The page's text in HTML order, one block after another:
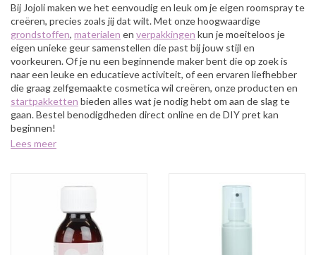
Materialen
Startpakketten
Recepten
Sale
Zelf maken
Bij Jojoli maken we het eenvoudig en leuk om je eigen roomspray te
creëren, precies zoals jij dat wilt. Met onze hoogwaardige
grondstoffen, materialen en verpakkingen kun je moeiteloos je
eigen unieke geur samenstellen die past bij jouw stijl en
voorkeuren. Of je nu een beginnende maker bent die op zoek is
naar een leuke en educatieve activiteit, of een ervaren liefhebber
die graag zelfgemaakte cosmetica wil creëren, onze producten en
startpakketten bieden alles wat je nodig hebt om aan de slag te
gaan. Bestel benodigdheden direct online en de DIY pret kan
beginnen!
Lees meer